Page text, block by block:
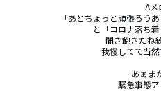
Aメ
「あとちょっと頑張ろう
と「コロナ落ち
聞き飽きたね
我慢してて当
あぁま
緊急事態